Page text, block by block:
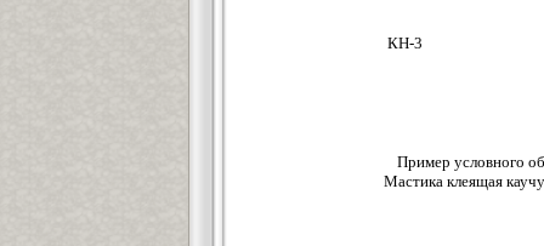
КН-3
Пример условного
Мастика клеящая